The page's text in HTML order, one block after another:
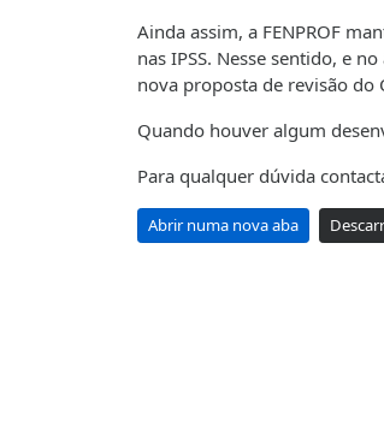
Ainda assim, a FENPROF
nas IPSS. Nesse sentido, e
nova proposta de revisão do
Quando houver algum
Para qualquer dúvida
Abrir numa nova aba